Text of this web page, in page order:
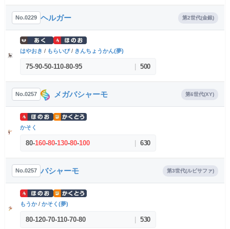
No.0229 ヘルガー 第2世代(金銀)
はやおき / もらいび/ きんちょうかん(夢)
75-90-50-110-80-95 500
No.0257 メガバシャーモ 第6世代(XY)
かそく
80-160-80-130-80-100 630
No.0257 バシャーモ 第3世代(ルビサファ)
もうか/ かそく(夢)
80-120-70-110-70-80 530